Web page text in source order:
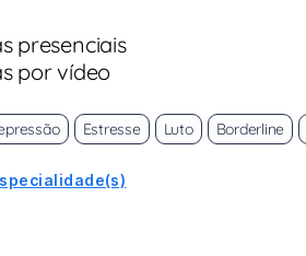
presenciais
por vídeo
Estresse Luto Borderline